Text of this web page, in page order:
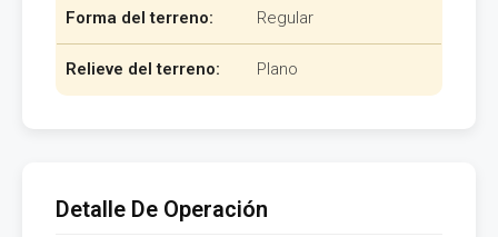
Forma del terreno: Regular
Relieve del terreno: Plano
Detalle De Operación